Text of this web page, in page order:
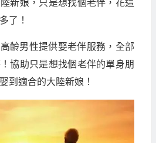
新娘，只是想找個老伴，花這
了！
齡男性提供娶老伴服務，全部
協助只是想找個老伴的單身朋
到適合的大陸新娘！